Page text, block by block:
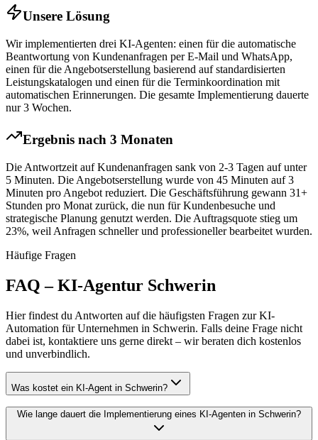
Unsere Lösung
Wir implementierten drei KI-Agenten: einen für die automatische
Beantwortung von Kundenanfragen per E-Mail und WhatsApp,
einen für die Angebotserstellung basierend auf standardisierten
Leistungskatalogen und einen für die Terminkoordination mit
automatischen Erinnerungen. Die gesamte Implementierung dauerte
nur 3 Wochen.
Ergebnis nach 3 Monaten
Die Antwortzeit auf Kundenanfragen sank von 2-3 Tagen auf unter
5 Minuten. Die Angebotserstellung wurde von 45 Minuten auf 3
Minuten pro Angebot reduziert. Die Geschäftsführung gewann 31+
Stunden pro Monat zurück, die nun für Kundenbesuche und
strategische Planung genutzt werden. Die Auftragsquote stieg um
23%, weil Anfragen schneller und professioneller bearbeitet wurden.
Häufige Fragen
FAQ – KI-Agentur Schwerin
Hier findest du Antworten auf die häufigsten Fragen zur KI-
Automation für Unternehmen in Schwerin. Falls deine Frage nicht
dabei ist, kontaktiere uns gerne direkt – wir beraten dich kostenlos
und unverbindlich.
Was kostet ein KI-Agent in Schwerin?
Wie lange dauert die Implementierung eines KI-Agenten in Schwerin?